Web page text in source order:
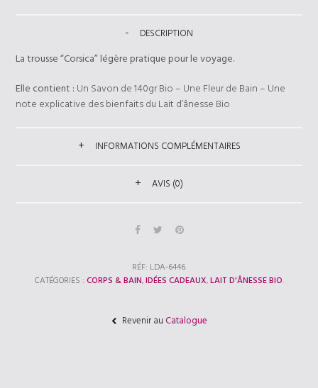
DESCRIPTION
La trousse “Corsica” légère pratique pour le voyage.
Elle contient : Un Savon de 140gr Bio – Une Fleur de Bain – Une
note explicative des bienfaits du Lait d’ânesse Bio
INFORMATIONS COMPLÉMENTAIRES
AVIS (0)
RÉF: LDA-6446.
CATÉGORIES : CORPS & BAIN,IDÉES CADEAUX,LAIT D'ÂNESSE BIO.
Revenir auCatalogue